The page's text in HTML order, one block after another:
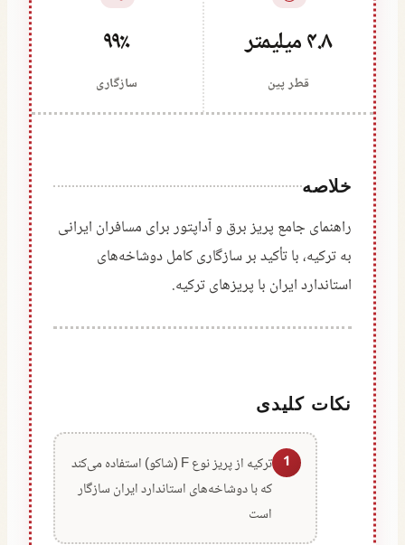
۴.۸ میلیمتر
قطر پین
۹۹٪
سازگاری
خلاصه
راهنمای جامع پریز برق و آداپتور برای مسافران ایرانی
به ترکیه، با تأکید بر سازگاری کامل دوشاخه‌های
استاندارد ایران با پریزهای ترکیه.
نکات کلیدی
1
ترکیه از پریز نوع F (شاکو) استفاده می‌کند
که با دوشاخه‌های استاندارد ایران سازگار
است